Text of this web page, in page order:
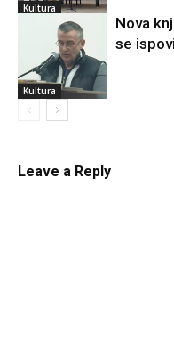
Kultura
Kultura
Nova
se
Leave a Reply